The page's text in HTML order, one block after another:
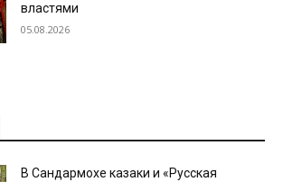
властями
05.08.2026
В Сандармохе казаки и «Русская